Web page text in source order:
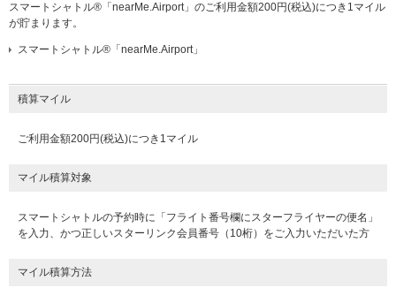
スマートシャトル®「nearMe.Airport」のご利用金額200円(税込)につき1マイル
が貯まります。
スマートシャトル®「nearMe.Airport」
積算マイル
ご利用金額200円(税込)につき1マイル
マイル積算対象
スマートシャトルの予約時に「フライト番号欄にスターフライヤーの便名」
を入力、かつ正しい️スターリンク会員番号（10桁）をご入力いただいた方
マイル積算方法